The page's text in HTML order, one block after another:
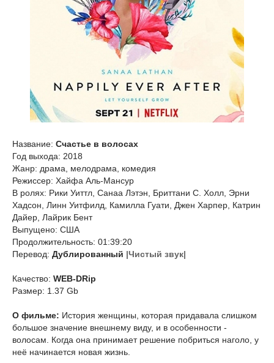
Название: Счастье в волосах
Год выхода: 2018
Жанр: драма, мелодрама, комедия
Режиссер: Хайфа Аль-Мансур
В ролях: Рики Уиттл, Санаа Лэтэн, Бриттани С. Холл, Эрни
Хадсон, Линн Уитфилд, Камилла Гуати, Джен Харпер, Катрин
Дайер, Лайрик Бент
Выпущено: США
Продолжительность: 01:39:20
Перевод: Дублированный |Чистый звук|
Качество: WEB-DRip
Размер: 1.37 Gb
О фильме: История женщины, которая придавала слишком
большое значение внешнему виду, и в особенности -
волосам. Когда она принимает решение побриться наголо, у
неё начинается новая жизнь.